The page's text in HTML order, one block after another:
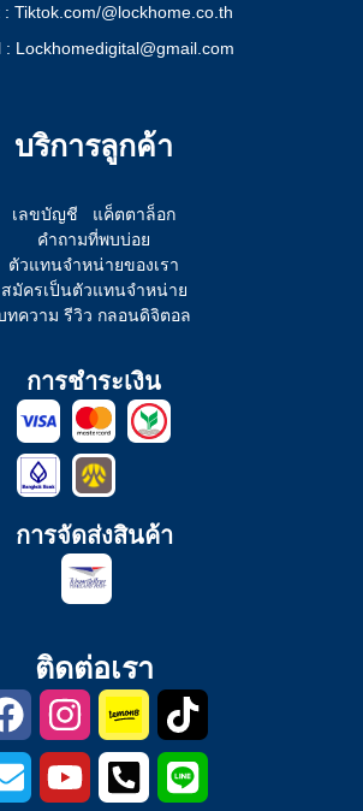
: Tiktok.com/@lockhome.co.th
: Lockhomedigital@gmail.com
บริการลูกค้า
เลขบัญชี
แค็ตตาล็อก
คำถามที่พบบ่อย
ตัวแทนจำหน่ายของเรา
สมัครเป็นตัวแทนจำหน่าย
ทความ รีวิว กลอนดิจิตอล
การชำระเงิน
การจัดส่งสินค้า
ติดต่อเรา